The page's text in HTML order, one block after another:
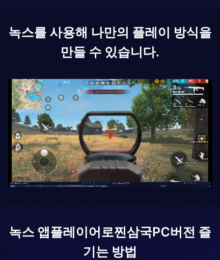
녹스를 사용해 나만의 플레이 방식을
만들 수 있습니다.
녹스 앱플레이어로찐삼국PC버전 즐
기는 방법